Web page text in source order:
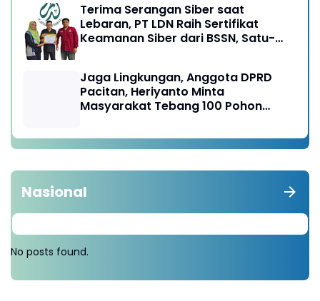
Terima Serangan Siber saat
Lebaran, PT LDN Raih Sertifikat
Keamanan Siber dari BSSN, Satu-
Jaga Lingkungan, Anggota DPRD
Pacitan, Heriyanto Minta
Masyarakat Tebang 100 Pohon
Nasional
No posts found.